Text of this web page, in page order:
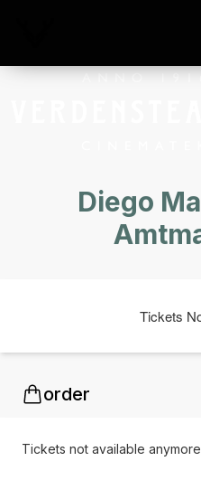
Diego
Tickets
order
Tickets not available anymore